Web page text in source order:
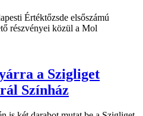
Értéktőzsde elsőszámú
részvényei közül a Mol
a Szigliget
Színház